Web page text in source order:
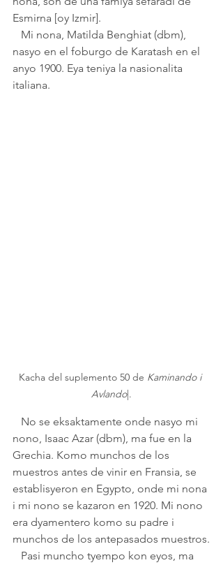
Esmirna [oy Izmir].
nasyo en el foburgo de Karatash en el
anyo 1900. Eya teniya la nasionalita
italiana.
Kacha del suplemento 50 de Kaminando i
Avlando|.
nono, Isaac Azar (dbm), ma fue en la
Grechia. Komo munchos de los
muestros antes de vinir en Fransia, se
establisyeron en Egypto, onde mi nona
i mi nono se kazaron en 1920. Mi nono
era dyamentero komo su padre i
munchos de los antepasados muestros.